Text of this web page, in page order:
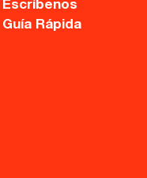
Escríbenos
Guía Rápida